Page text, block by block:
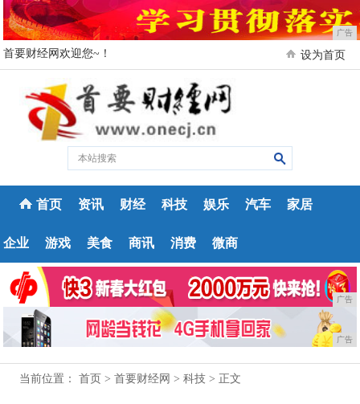
广告
首要财经网欢迎您~！ 设为首页
首页 资讯 财经 科技 娱乐 汽车 家居
企业 游戏 美食 商讯 消费 微商
广告
广告
当前位置：首页 >首要财经网 >科技 > 正文